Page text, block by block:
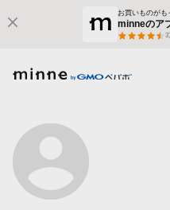
お買いものがも
minneのア
3